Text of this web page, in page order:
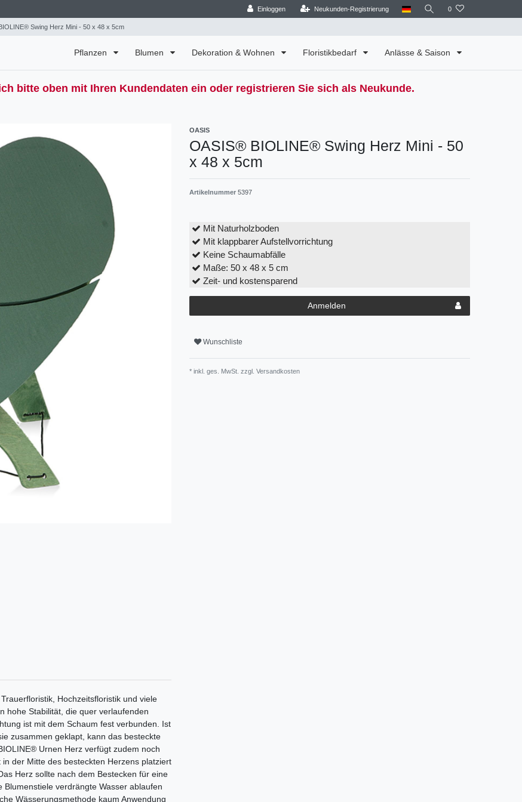
Einloggen Neukunden-Registrierung 0
Swing Herz Mini - 50 x 48 x 5cm
Pflanzen Blumen Dekoration & Wohnen Floristikbedarf Anlässe & Saison
bitte oben mit Ihren Kundendaten ein oder registrieren Sie sich als Neukunde.
OASIS
OASIS® BIOLINE® Swing Herz Mini - 50
x 48 x 5cm
Artikelnummer 5397
Mit Naturholzboden
Mit klappbarer Aufstellvorrichtung
Keine Schaumabfälle
Maße: 50 x 48 x 5 cm
Zeit- und kostensparend
Anmelden
Wunschliste
* inkl. ges. MwSt. zzgl. Versandkosten
Hochzeitsfloristik und viele
hohe Stabilität, die quer verlaufenden
ist mit dem Schaum fest verbunden. Ist
zusammen geklapt, kann das besteckte
Urnen Herz verfügt zudem noch
der Mitte des besteckten Herzens platziert
Herz sollte nach dem Bestecken für eine
verdrängte Wasser ablaufen
Wässerungsmethode kaum Anwendung